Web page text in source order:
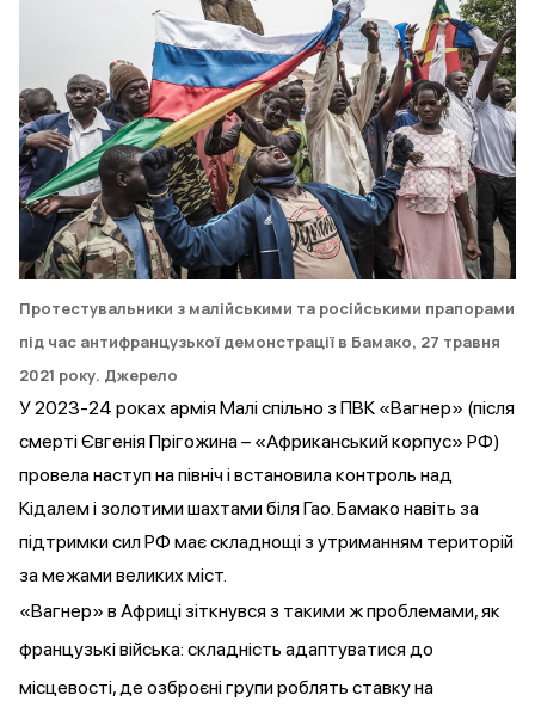
Протестувальники з малійськими та російськими прапорами
під час антифранцузької демонстрації в Бамако, 27 травня
2021 року. Джерело
У 2023-24 роках армія Малі спільно з ПВК «Вагнер» (після
смерті Євгенія Прігожина – «Африканський корпус» РФ)
провеланаступ на північ і встановила контроль над
Кідалем і золотими шахтами біля Гао. Бамако навіть за
підтримки сил РФ має складнощі з утриманням територій
за межами великих міст.
«Вагнер» в Африці зіткнувся з такими ж проблемами, як
французькі війська: складність адаптуватися до
місцевості, де озброєні групи роблять ставку на